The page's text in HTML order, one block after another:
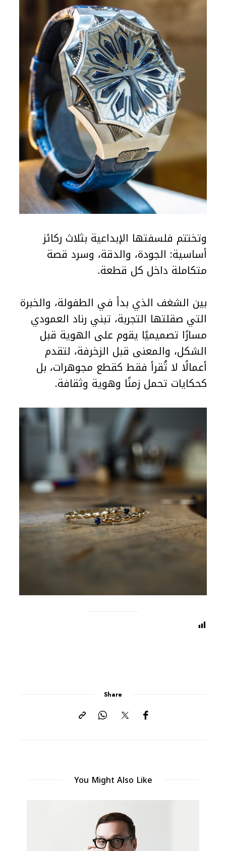
وتختتم فلسفتها الإبداعية بثلاث ركائز
أساسية: الجودة، والدقة، وسرد قصة
متكاملة داخل كل قطعة.
بين الشغف الذي بدأ في الطفولة، والخبرة
التي صقلتها التجربة، تبني رناد العمودي
مسارًا تصميميًا يقوم على الهوية قبل
الشكل، والمعنى قبل الزخرفة، لتقدم
أعمالًا لا تُقرأ فقط كقطع مجوهرات، بل
كحكايات تحمل زمنًا وهوية وثقافة.
Share
You Might Also Like